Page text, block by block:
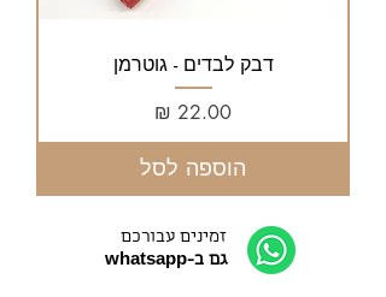
דבק לבדים - גוטרמן
מחיר
הוספה לסל
זמינים עבורכם
גם ב-whatsapp